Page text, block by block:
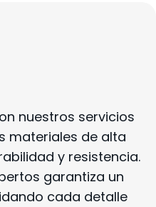
nuestros servicios
materiales de alta
y resistencia.
garantiza un
cada detalle